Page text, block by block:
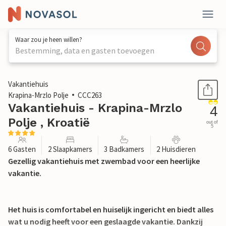
Waar zou je heen willen?
Bestemming, data en gasten toevoegen
1 / 51
Vakantiehuis
Krapina-Mrzlo Polje
CCC263
Vakantiehuis - Krapina-Mrzlo
Polje , Kroatië
4
out of
5
6 Gasten 2 Slaapkamers 3 Badkamers 2 Huisdieren
Gezellig vakantiehuis met zwembad voor een heerlijke
vakantie.
Het huis is comfortabel en huiselijk ingericht en biedt alles
wat u nodig heeft voor een geslaagde vakantie. Dankzij